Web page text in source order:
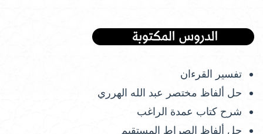
تفسير القرءان
حل ألفاظ مختصر عبد الله الهرري
شرح كتاب عمدة الراغب
حل ألفاظ الصراط المستقيم